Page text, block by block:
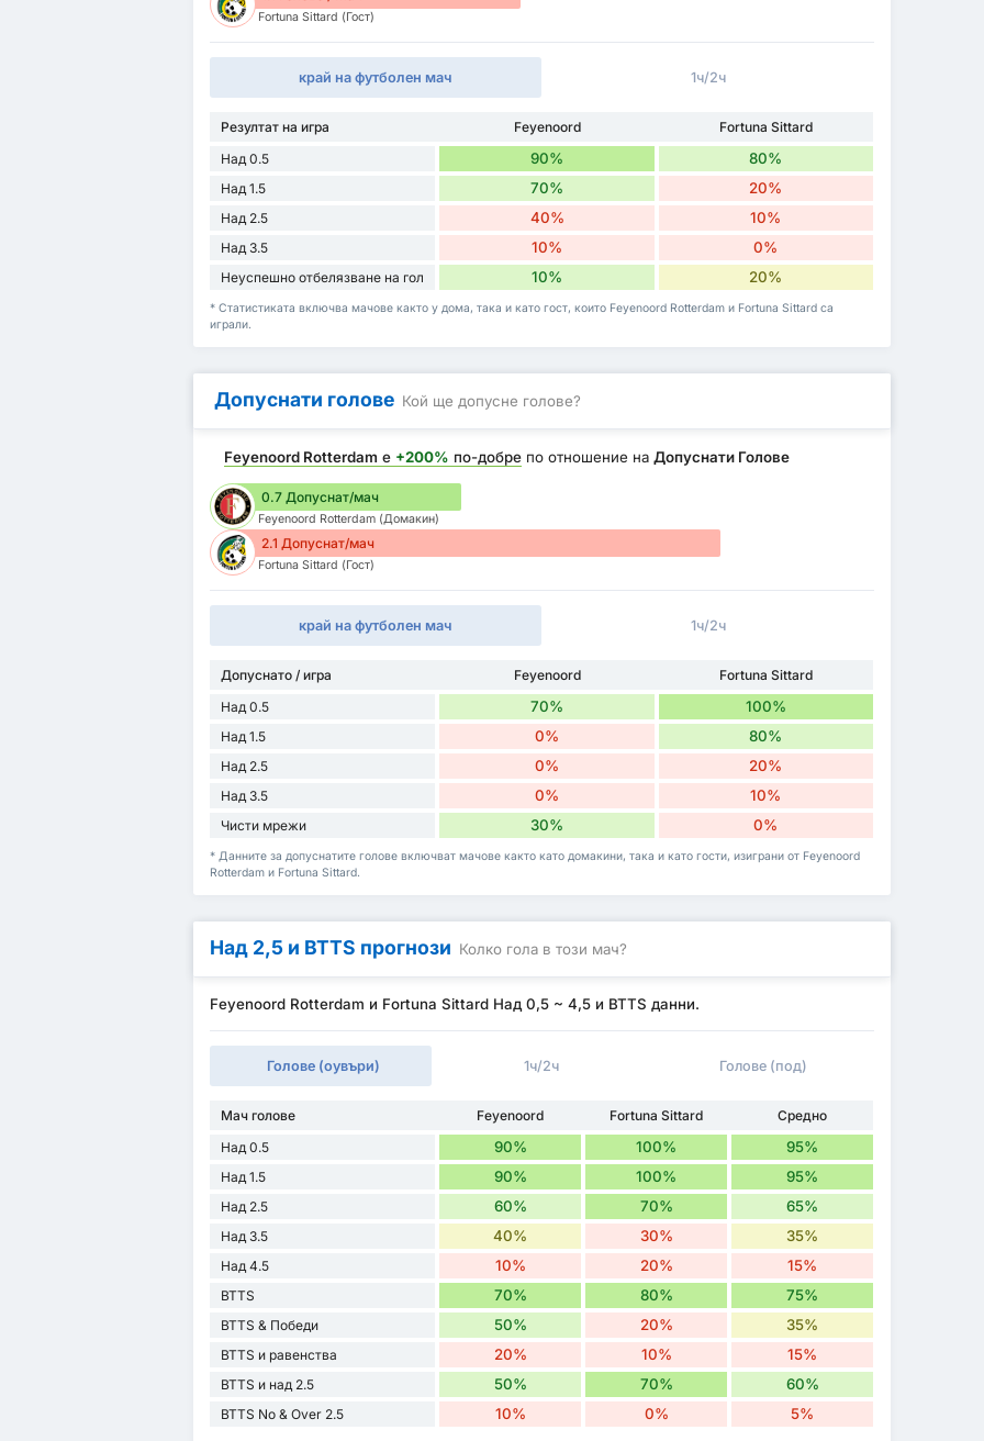
Fortuna Sittard (Гост)
край на футболен мач 1ч/2ч
Резултат на игра Feyenoord
Fortuna Sittard
Над 0.5
90% 80%
Над 1.5 70% 20%
Над 2.5 40% 10%
Над 3.5 10% 0%
Неуспешно отбелязване на гол 10% 20%
* Статистиката включва мачове както у дома, така и като гост, които Feyenoord Rotterdam и Fortuna Sittard са
играли.
Допуснати голове Кой ще допусне голове?
Feyenoord Rotterdam е +200% по-добре по отношение наДопуснати Голове
0.7 Допуснат/мач
Feyenoord Rotterdam (Домакин)
2.1 Допуснат/мач
Fortuna Sittard (Гост)
край на футболен мач 1ч/2ч
Допуснато / игра Feyenoord
Fortuna Sittard
Над 0.5
70% 100%
Над 1.5 0% 80%
Над 2.5 0% 20%
Над 3.5 0% 10%
Чисти мрежи 30% 0%
* Данните за допуснатите голове включват мачове както като домакини, така и като гости, изиграни от Feyenoord
Rotterdam и Fortuna Sittard.
Над 2,5 и BTTS прогнози Колко гола в този мач?
Feyenoord Rotterdam и Fortuna Sittard Над 0,5 ~ 4,5 и BTTS данни.
Голове (оувъри) 1ч/2ч Голове (под)
Мач голове Feyenoord Fortuna Sittard
Средно
Над 0.5
90% 100% 95%
Над 1.5 90% 100% 95%
Над 2.5 60% 70% 65%
Над 3.5 40% 30% 35%
Над 4.5 10% 20% 15%
BTTS 70% 80% 75%
BTTS & Победи 50% 20% 35%
BTTS и равенства 20% 10% 15%
BTTS и над 2.5 50% 70% 60%
BTTS No & Over 2.5 10% 0% 5%